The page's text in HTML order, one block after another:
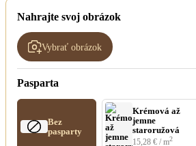
Nahrajte svoj obrázok
Vybrať obrázok
Pasparta
Bez
pasparty
Krémová až
jemne
staroružová
15,28 € / m2